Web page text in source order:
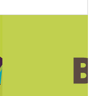
del
primi